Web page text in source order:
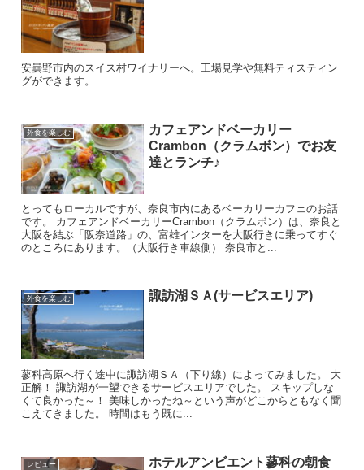
安曇野市内のスイス村ワイナリーへ。工場見学や無料ティスティン
グができます。
外食を楽しむ
カフェアンドベーカリー
Crambon（クラムボン）でお友
達とランチ♪
とってもローカルですが、奈良市内にあるベーカリーカフェのお話
です。 カフェアンドベーカリーCrambon（クラムボン）は、奈良と
大阪を結ぶ「阪奈道路」の、富雄インターを大阪行きに乗ってすぐ
のところにあります。（大阪行き車線側） 奈良市と...
外食を楽しむ 諏訪湖ＳＡ(サービスエリア)
蓼科高原へ行く途中に諏訪湖ＳＡ（下り線）によってみました。 大
正解！ 諏訪湖が一望できるサービスエリアでした。 スキップしな
くて良かった～！ 美味しかったね～という声がどこからともなく聞
こえてきました。 時間はもう既に...
レビュー
ホテルアンビエント蓼科の朝食